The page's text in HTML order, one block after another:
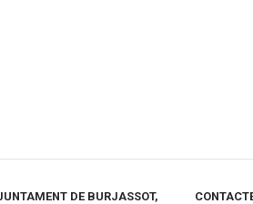
DE BURJASSOT,